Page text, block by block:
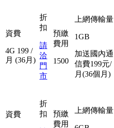
資費
4G 199 /
月 (36月)
折
扣
請
洽
門
市
預繳
費用
1500
上網傳輸量
1GB
加送國內通
信費199元/
月(36個月)
資費
折
扣
預繳
費用
上網傳輸量